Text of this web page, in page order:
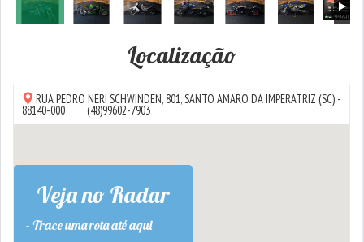
Localização
RUA PEDRO NERI SCHWINDEN, 801, SANTO AMARO DA IMPERATRIZ (SC) -
88140-000 (48)99602-7903
Veja no Radar
- Trace uma rota até aqui